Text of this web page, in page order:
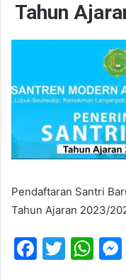
Tahun
Pendaftaran Santri
Tahun Ajaran 2023/
F
T
W